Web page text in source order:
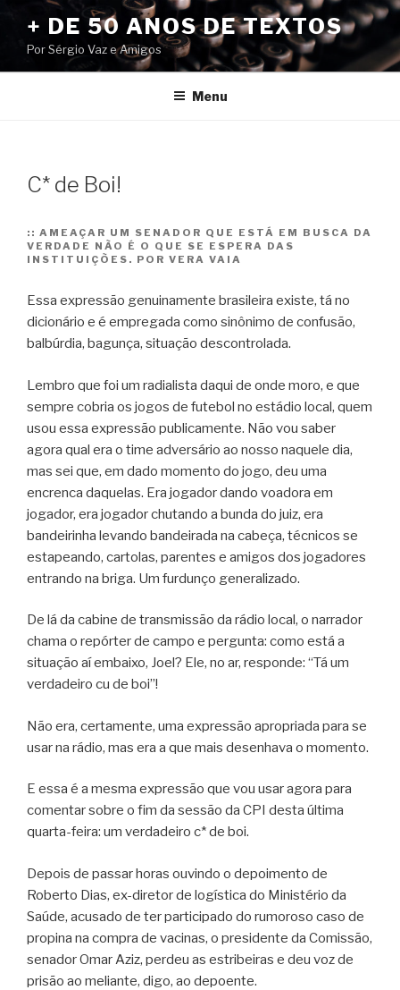
conteúdo
+ DE 50 ANOS DE TEXTOS
Por Sérgio Vaz e Amigos
Menu
C* de Boi!
:: AMEAÇAR UM SENADOR QUE ESTÁ EM BUSCA DA
VERDADE NÃO É O QUE SE ESPERA DAS
INSTITUIÇÕES. POR VERA VAIA
Essa expressão genuinamente brasileira existe, tá no
dicionário e é empregada como sinônimo de confusão,
balbúrdia, bagunça, situação descontrolada.
Lembro que foi um radialista daqui de onde moro, e que
sempre cobria os jogos de futebol no estádio local, quem
usou essa expressão publicamente. Não vou saber
agora qual era o time adversário ao nosso naquele dia,
mas sei que, em dado momento do jogo, deu uma
encrenca daquelas. Era jogador dando voadora em
jogador, era jogador chutando a bunda do juiz, era
bandeirinha levando bandeirada na cabeça, técnicos se
estapeando, cartolas, parentes e amigos dos jogadores
entrando na briga. Um furdunço generalizado.
De lá da cabine de transmissão da rádio local, o narrador
chama o repórter de campo e pergunta: como está a
situação aí embaixo, Joel? Ele, no ar, responde: “Tá um
verdadeiro cu de boi”!
Não era, certamente, uma expressão apropriada para se
usar na rádio, mas era a que mais desenhava o momento.
E essa é a mesma expressão que vou usar agora para
comentar sobre o fim da sessão da CPI desta última
quarta-feira: um verdadeiro c* de boi.
Depois de passar horas ouvindo o depoimento de
Roberto Dias, ex-diretor de logística do Ministério da
Saúde, acusado de ter participado do rumoroso caso de
propina na compra de vacinas, o presidente da Comissão,
senador Omar Aziz, perdeu as estribeiras e deu voz de
prisão ao meliante, digo, ao depoente.